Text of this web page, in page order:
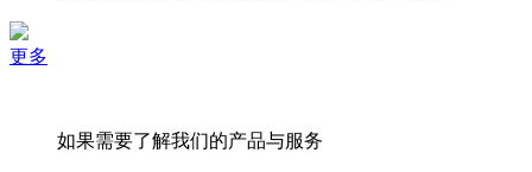
更多
如果需要了解我们的产品与服务